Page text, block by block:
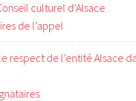
culturel d’Alsace
de l’appel
respect de l’entité Alsace